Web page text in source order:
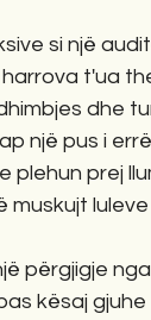
si një
t'ua
dhe
një pus i
plehun prej
muskujt
përgjigje
kësaj gjuhe